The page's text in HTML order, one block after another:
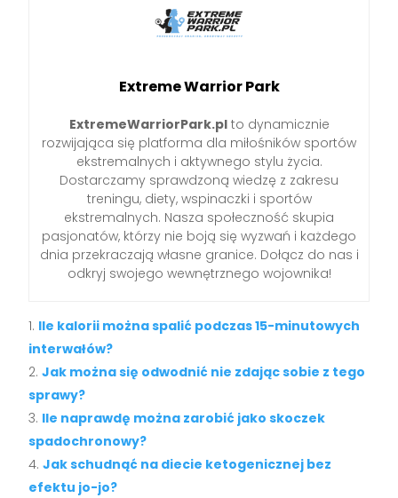
Extreme Warrior Park
ExtremeWarriorPark.plto dynamicznie
rozwijająca się platforma dla miłośników sportów
ekstremalnych i aktywnego stylu życia.
Dostarczamy sprawdzoną wiedzę z zakresu
treningu, diety, wspinaczki i sportów
ekstremalnych. Nasza społeczność skupia
pasjonatów, którzy nie boją się wyzwań i każdego
dnia przekraczają własne granice. Dołącz do nas i
odkryj swojego wewnętrznego wojownika!
Ile kalorii można spalić podczas 15-minutowych
interwałów?
Jak można się odwodnić nie zdając sobie z tego
sprawy?
Ile naprawdę można zarobić jako skoczek
spadochronowy?
Jak schudnąć na diecie ketogenicznej bez
efektu jo-jo?